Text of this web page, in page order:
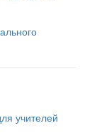
учителей